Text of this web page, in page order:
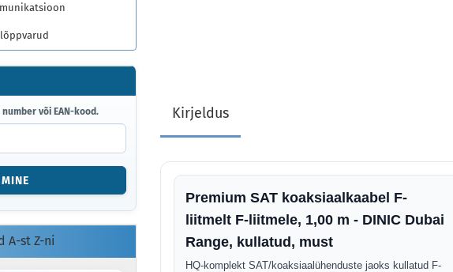
Kirjeldus
Premium SAT koaksiaalkaabel F-
liitmelt F-liitmele, 1,00 m - DINIC Dubai
Range, kullatud, must
HQ-komplekt SAT/koaksiaalühenduste jaoks kullatud F-
või EAN-kood.
MINE
A-st Z-ni